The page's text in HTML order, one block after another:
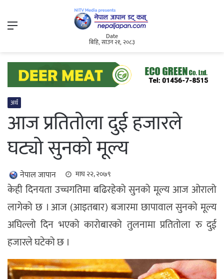
Menu
Date
बिहि, साउन २१, २०८३
अर्थ
आज प्रतितोला दुई हजारले
घट्यो सुनको मूल्य
नेपाल जापान माघ २२, २०७९
केही दिनयता उच्चगतिमा बढिरहेको सुनको मूल्य आज ओरालो
लागेको छ । आज (आइतबार) बजारमा छापावाल सुनको मूल्य
अघिल्लो दिन भएको कारोबारको तुलनामा प्रतितोला रु दुई
हजारले घटेको छ ।